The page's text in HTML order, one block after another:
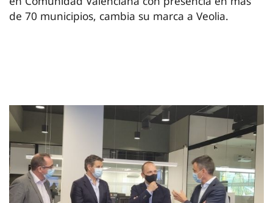
de 70 municipios, cambia su marca a Veolia.